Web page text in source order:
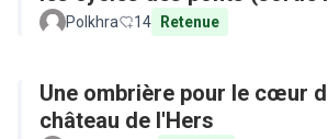
Polkhra 14 Retenue
Une ombrière pour le cœur
château de l'Hers